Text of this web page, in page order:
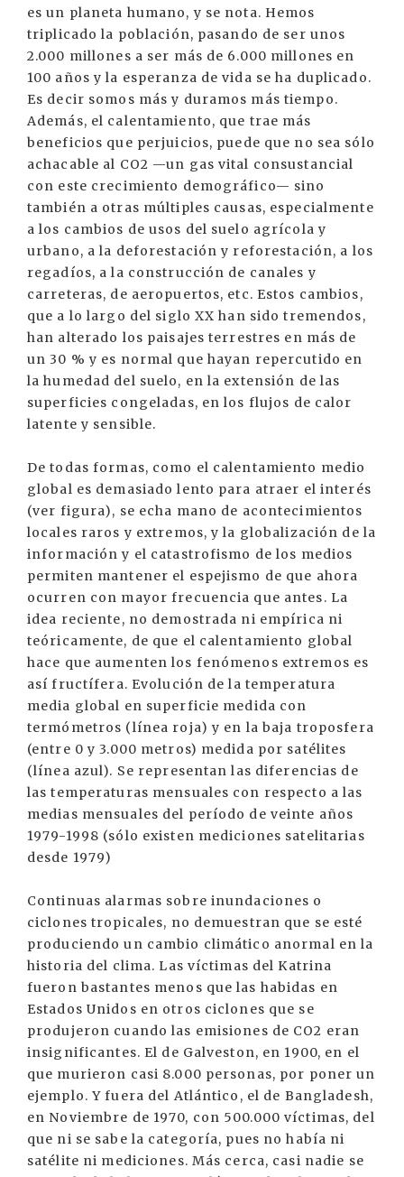
es un planeta humano, y se nota. Hemos
triplicado la población, pasando de ser unos
2.000 millones a ser más de 6.000 millones en
100 años y la esperanza de vida se ha duplicado.
Es decir somos más y duramos más tiempo.
Además, el calentamiento, que trae más
beneficios que perjuicios, puede que no sea sólo
achacable al CO2 —un gas vital consustancial
con este crecimiento demográfico— sino
también a otras múltiples causas, especialmente
a los cambios de usos del suelo agrícola y
urbano, a la deforestación y reforestación, a los
regadíos, a la construcción de canales y
carreteras, de aeropuertos, etc. Estos cambios,
que a lo largo del siglo XX han sido tremendos,
han alterado los paisajes terrestres en más de
un 30 % y es normal que hayan repercutido en
la humedad del suelo, en la extensión de las
superficies congeladas, en los flujos de calor
latente y sensible.
De todas formas, como el calentamiento medio
global es demasiado lento para atraer el interés
(ver figura), se echa mano de acontecimientos
locales raros y extremos, y la globalización de la
información y el catastrofismo de los medios
permiten mantener el espejismo de que ahora
ocurren con mayor frecuencia que antes. La
idea reciente, no demostrada ni empírica ni
teóricamente, de que el calentamiento global
hace que aumenten los fenómenos extremos es
así fructífera. Evolución de la temperatura
media global en superficie medida con
termómetros (línea roja) y en la baja troposfera
(entre 0 y 3.000 metros) medida por satélites
(línea azul). Se representan las diferencias de
las temperaturas mensuales con respecto a las
medias mensuales del período de veinte años
1979-1998 (sólo existen mediciones satelitarias
desde 1979)
Continuas alarmas sobre inundaciones o
ciclones tropicales, no demuestran que se esté
produciendo un cambio climático anormal en la
historia del clima. Las víctimas del Katrina
fueron bastantes menos que las habidas en
Estados Unidos en otros ciclones que se
produjeron cuando las emisiones de CO2 eran
insignificantes. El de Galveston, en 1900, en el
que murieron casi 8.000 personas, por poner un
ejemplo. Y fuera del Atlántico, el de Bangladesh,
en Noviembre de 1970, con 500.000 víctimas, del
que ni se sabe la categoría, pues no había ni
satélite ni mediciones. Más cerca, casi nadie se